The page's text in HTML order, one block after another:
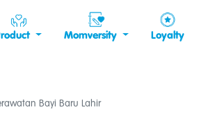
Momversity Loyalty
Bayi Baru Lahir